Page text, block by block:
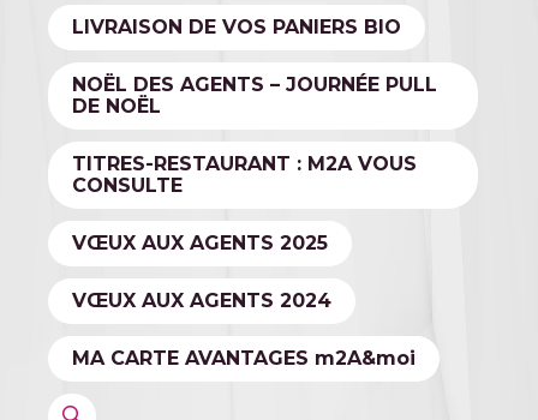
LIVRAISON DE VOS PANIERS BIO
NOËL DES AGENTS – JOURNÉE PULL
DE NOËL
TITRES-RESTAURANT : M2A VOUS
CONSULTE
VŒUX AUX AGENTS 2025
VŒUX AUX AGENTS 2024
MA CARTE AVANTAGES m2A&moi